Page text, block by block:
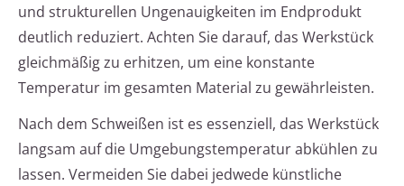
und strukturellen Ungenauigkeiten im Endprodukt
deutlich reduziert. Achten Sie darauf, das Werkstück
gleichmäßig zu erhitzen, um eine konstante
Temperatur im gesamten Material zu gewährleisten.
Nach dem Schweißen ist es essenziell, das Werkstück
langsam auf die Umgebungstemperatur abkühlen zu
lassen. Vermeiden Sie dabei jedwede künstliche